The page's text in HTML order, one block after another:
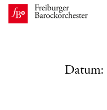
Datum: